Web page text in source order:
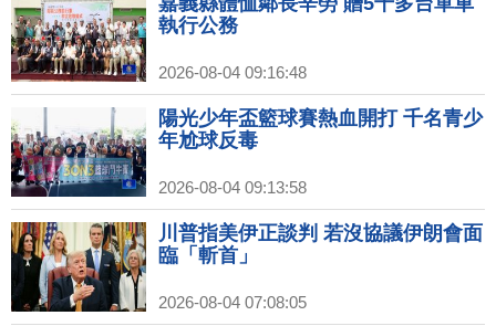
執行公務
2026-08-04 09:16:48
陽光少年盃籃球賽熱血開打 千名青少
年尬球反毒
2026-08-04 09:13:58
川普指美伊正談判 若沒協議伊朗會面
臨「斬首」
2026-08-04 07:08:05